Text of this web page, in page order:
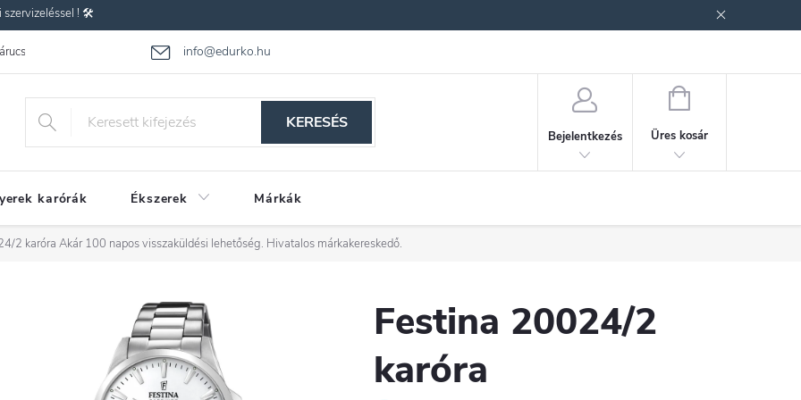
szervizeléssel ! 🛠️
info@edurko.hu
Gyakran ismételt kérdések
KERESÉS
Bejelentkezés
KOSÁR
Üres kosár
karórák Ékszerek Márkák
2 karóra Akár 100 napos visszaküldési lehetőség. Hivatalos márkakereskedő.
Festina 20024/2
karóra